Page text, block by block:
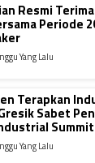
Resmi
Periode
Yang Lalu
Terapkan
Sabet
Yang Lalu